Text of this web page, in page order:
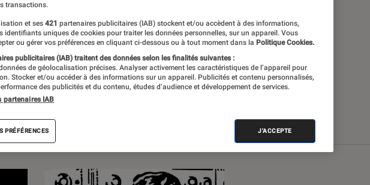
tests, dossiers et sélections produits.
et guides
transactions.
et ses 421 partenaires publicitaires (IAB) stockent et/ou accèdent à des informations,
identifiants uniques de cookies pour traiter les données personnelles, sur un appareil. Vous
ou gérer vos préférences en cliquant ci-dessous ou à tout moment dans la Politique Cookies.
publicitaires (IAB) traitent des données selon les finalités suivantes :
de géolocalisation précises. Analyser activement les caractéristiques de l’appareil pour
Stocker et/ou accéder à des informations sur un appareil. Publicités et contenu personnalisés,
des publicités et du contenu, études d’audience et développement de services.
partenaires IAB
PRÉFÉRENCES J'ACCEPTE